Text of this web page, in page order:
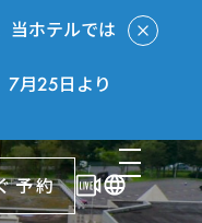
当ホテルでは
7月25日より
予約